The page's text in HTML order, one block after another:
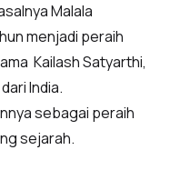
Malala
menjadi peraih
Kailash Satyarthi,
India.
sebagai peraih
sejarah.